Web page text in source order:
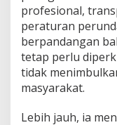
profesional,
peraturan
berpandangan
tetap perlu
tidak
masyarakat.
Lebih jauh, ia